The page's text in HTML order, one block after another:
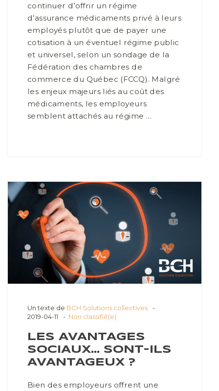
continuer d’offrir un régime
d’assurance médicaments privé à leurs
employés plutôt que de payer une
cotisation à un éventuel régime public
et universel, selon un sondage de la
Fédération des chambres de
commerce du Québec (FCCQ). Malgré
les enjeux majeurs liés au coût des
médicaments, les employeurs
semblent attachés au régime …
Un texte de BCH Solutions collectives
2019-04-11
Non classifié(e)
LES AVANTAGES
SOCIAUX… SONT-ILS
AVANTAGEUX ?
Bien des employeurs offrent une